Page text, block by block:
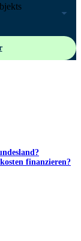
finanzieren?